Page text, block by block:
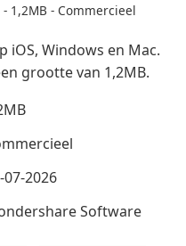
- 1,2MB - Commercieel
iOS, Windows en Mac.
grootte van 1,2MB.
07-2026
Software